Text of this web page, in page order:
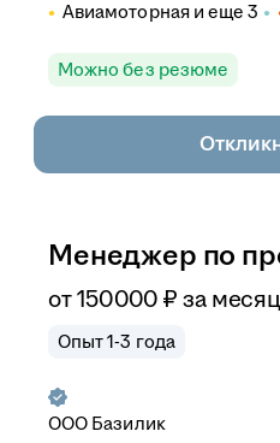
Авиамоторная и еще 3
Можно без резюме
Менеджер по
от150 000 ₽ за
Опыт 1-3 года
ООО Базилик